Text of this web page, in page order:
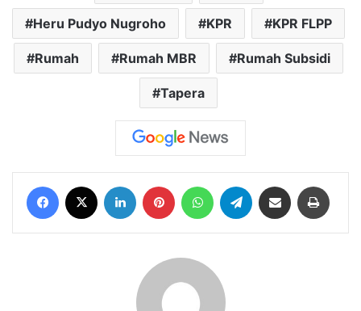
Heru Pudyo Nugroho KPR KPR FLPP
Rumah Rumah MBR Rumah Subsidi
Tapera
Facebook LinkedIn Pinterest WhatsAppTelegram Share via Email